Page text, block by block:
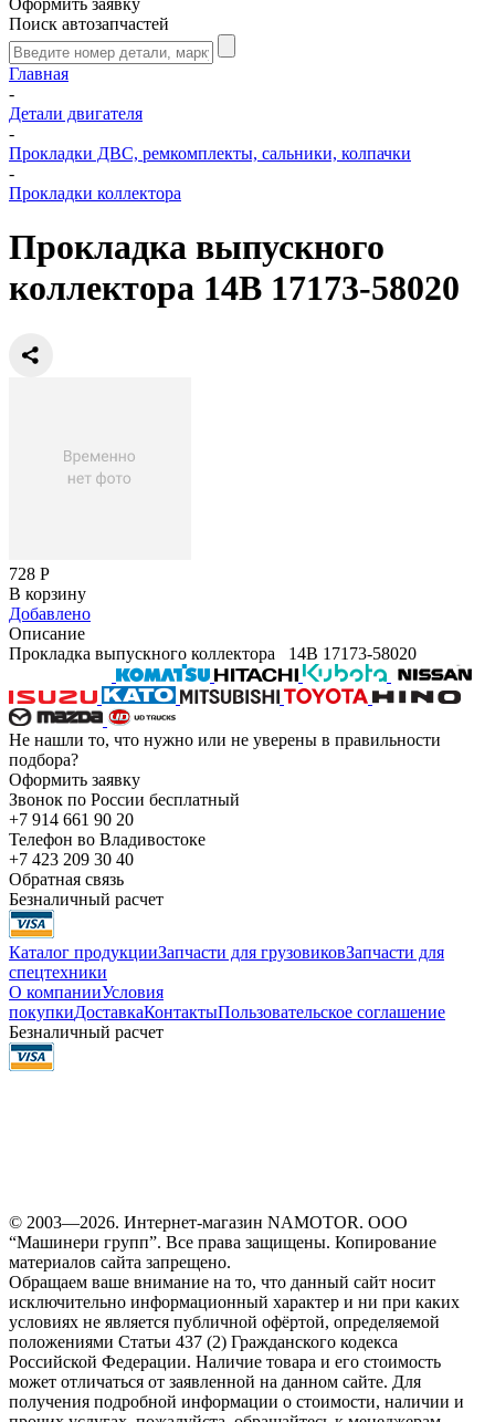
Оформить заявку
Поиск автозапчастей
Главная
-
Детали двигателя
-
Прокладки ДВС, ремкомплекты, сальники, колпачки
-
Прокладки коллектора
Прокладка выпускного
коллектора 14B 17173-58020
728 Р
В корзину
Добавлено
Описание
Прокладка выпускного коллектора 14B 17173-58020
Не нашли то, что нужно или не уверены в правильности
подбора?
Оформить заявку
Звонок по России бесплатный
+7 914 661 90 20
Телефон во Владивостоке
+7 423 209 30 40
Обратная связь
Безналичный расчет
Каталог продукцииЗапчасти для грузовиковЗапчасти для
спецтехники
О компанииУсловия
покупкиДоставкаКонтактыПользовательское соглашение
Безналичный расчет
© 2003—2026. Интернет-магазин NAMOTOR. ООО
“Машинери групп”. Все права защищены. Копирование
материалов сайта запрещено.
Обращаем ваше внимание на то, что данный сайт носит
исключительно информационный характер и ни при каких
условиях не является публичной офёртой, определяемой
положениями Статьи 437 (2) Гражданского кодекса
Российской Федерации. Наличие товара и его стоимость
может отличаться от заявленной на данном сайте. Для
получения подробной информации о стоимости, наличии и